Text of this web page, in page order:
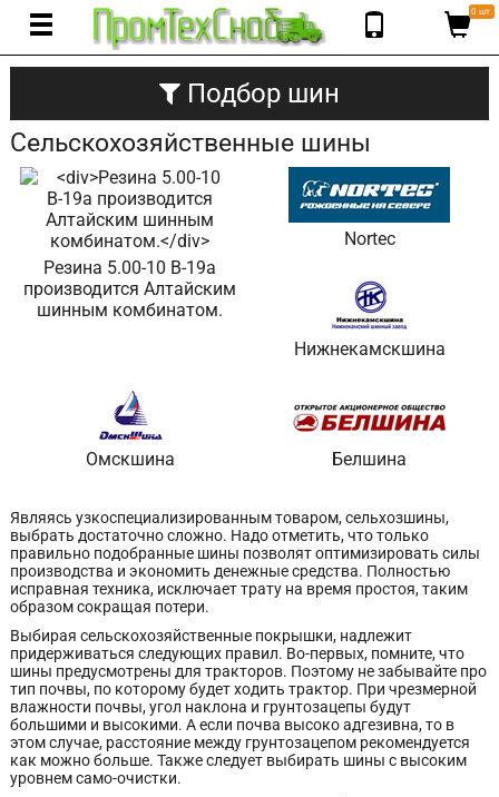
0 шт.
Подбор шин
Сельскохозяйственные шины
Резина 5.00-10 В-19а
производится Алтайским
шинным комбинатом.
Nortec
Нижнекамскшина
Омскшина Белшина
Являясь узкоспециализированным товаром, сельхозшины,
выбрать достаточно сложно. Надо отметить, что только
правильно подобранные шины позволят оптимизировать силы
производства и экономить денежные средства. Полностью
исправная техника, исключает трату на время простоя, таким
образом сокращая потери.
Выбирая сельскохозяйственные покрышки, надлежит
придерживаться следующих правил. Во-первых, помните, что
шины предусмотрены для тракторов. Поэтому не забывайте про
тип почвы, по которому будет ходить трактор. При чрезмерной
влажности почвы, угол наклона и грунтозацепы будут
большими и высокими. А если почва высоко адгезивна, то в
этом случае, расстояние между грунтозацепом рекомендуется
как можно больше. Также следует выбирать шины с высоким
уровнем само-очистки.